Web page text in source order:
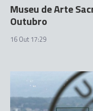
Museu de Arte
Outubro
16 Out 17:29